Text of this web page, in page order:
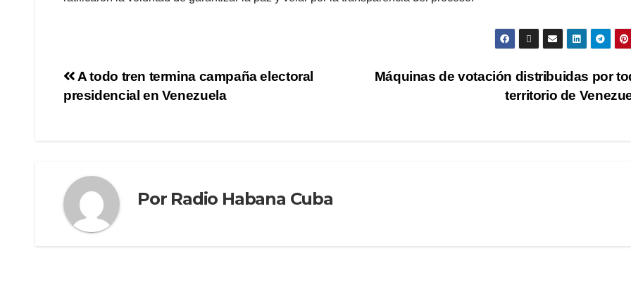
Máquinas de votación distribuidas por
territorio de
A todo tren termina campaña electoral
presidencial en Venezuela
Por Radio Habana Cuba